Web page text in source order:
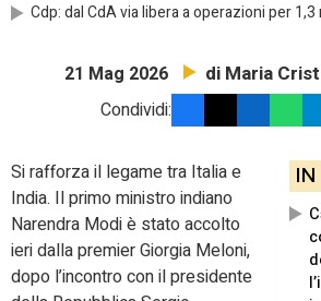
Cdp: dal CdA via libera a operazioni per 1,3
21 Mag 2026 di Maria
Condividi:
Si rafforza il legame tra Italia e
India. Il primo ministro indiano
Narendra Modi è stato accolto
ieri dalla premier Giorgia Meloni,
dopo l’incontro con il presidente